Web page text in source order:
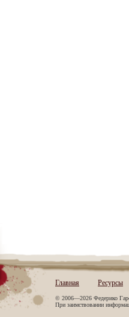
Главная Ресурсы
© 2006—2026 Федерико
При заимствовании